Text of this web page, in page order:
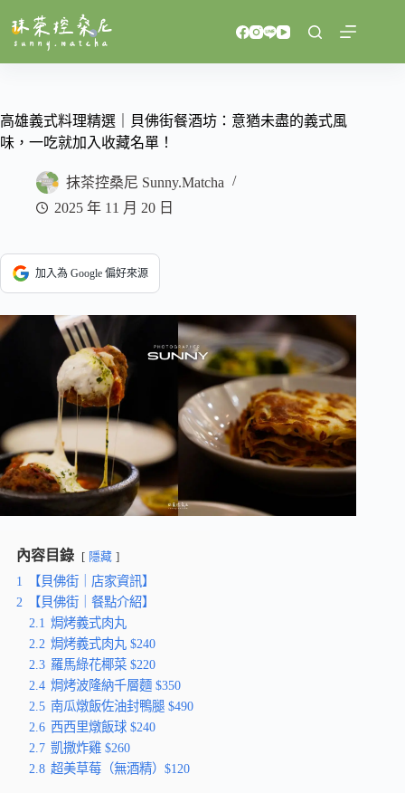
至
容
高雄義式料理精選｜貝佛街餐酒坊：意猶未盡的義式風
味，一吃就加入收藏名單！
抹茶控桑尼 Sunny.Matcha
2025 年 11 月 20 日
加入為 Google 偏好來源
內容目錄 隱藏
1
【貝佛街｜店家資訊】
2
【貝佛街｜餐點介紹】
2.1 焗烤義式肉丸
2.2 焗烤義式肉丸 $240
2.3 羅馬綠花椰菜 $220
2.4 焗烤波隆納千層麵 $350
2.5 南瓜燉飯佐油封鴨腿 $490
2.6 西西里燉飯球 $240
2.7 凱撒炸雞 $260
2.8 超美草莓（無酒精）$120